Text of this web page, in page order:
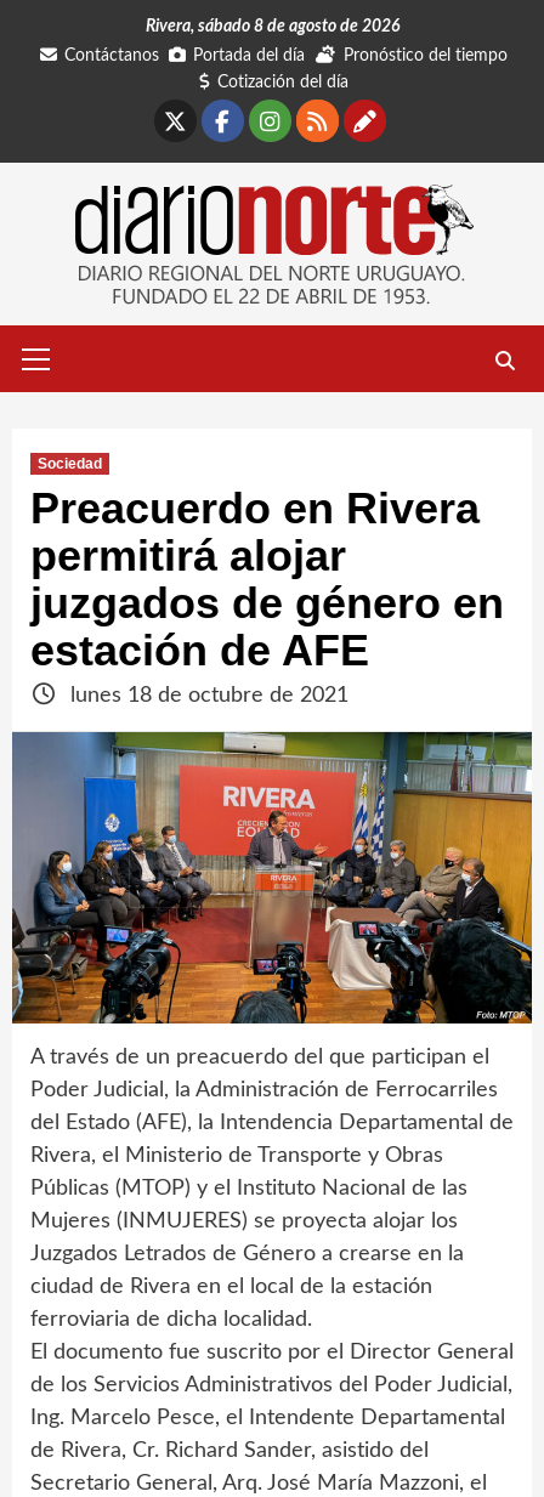
Rivera, sábado 8 de agosto de 2026
Contáctanos
Portada del día
Pronóstico del tiempo
Cotización del día
Facebook
Instagram
RSSContáctanos
primario
Sociedad
Preacuerdo en Rivera
permitirá alojar
juzgados de género en
estación de AFE
lunes 18 de octubre de 2021
A través de un preacuerdo del que participan el
Poder Judicial, la Administración de Ferrocarriles
del Estado (AFE), la Intendencia Departamental de
Rivera, el Ministerio de Transporte y Obras
Públicas (MTOP) y el Instituto Nacional de las
Mujeres (INMUJERES) se proyecta alojar los
Juzgados Letrados de Género a crearse en la
ciudad de Rivera en el local de la estación
ferroviaria de dicha localidad.
El documento fue suscrito por el Director General
de los Servicios Administrativos del Poder Judicial,
Ing. Marcelo Pesce, el Intendente Departamental
de Rivera, Cr. Richard Sander, asistido del
Secretario General, Arq. José María Mazzoni, el